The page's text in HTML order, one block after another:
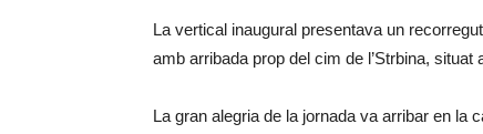
La vertical inaugural presentava un
amb arribada prop del cim de l’Strbina, situat
La gran alegria de la jornada va arribar en la